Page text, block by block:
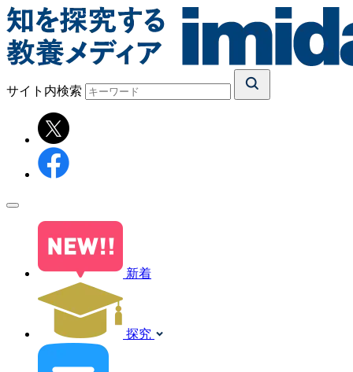
サイト内検索
新着
探究